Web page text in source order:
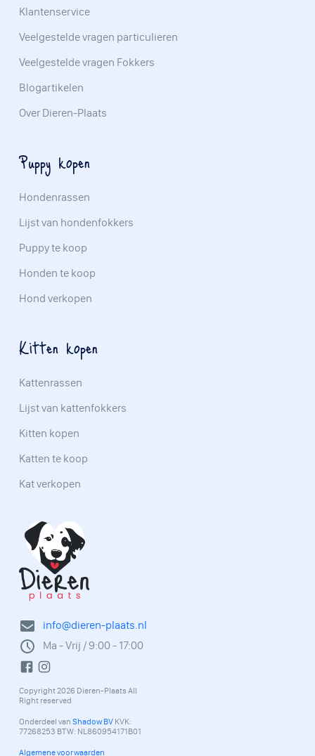
info@dieren-plaats.nl
Ma - Vrij / 9:00 - 17:00
Copyright 2026 Dieren-Plaats All
Right reserved
Onderdeel van Shadow BV KVK:
77268253 BTW: NL860954171B01
Algemene voorwaarden
Klantenservice
Veelgestelde vragen particulieren
Veelgestelde vragen Fokkers
Blogartikelen
Over Dieren-Plaats
Puppy kopen
Hondenrassen
Lijst van hondenfokkers
Puppy te koop
Honden te koop
Hond verkopen
Kitten kopen
Kattenrassen
Lijst van kattenfokkers
Kitten kopen
Katten te koop
Kat verkopen